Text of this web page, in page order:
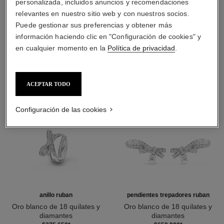
DESCUBRA TAMBIÉN
anillo ruban
Oro blanco de 18 quilates y
diamantes
pendientes trepadores ruban
Oro blanco de 18 quilates y
diamantes
personalizada, incluidos anuncios y recomendaciones
relevantes en nuestro sitio web y con nuestros socios.
Puede gestionar sus preferencias y obtener más
información haciendo clic en "Configuración de cookies" y
en cualquier momento en la Política de privacidad
ACEPTAR TODO
Configuración de las cookies